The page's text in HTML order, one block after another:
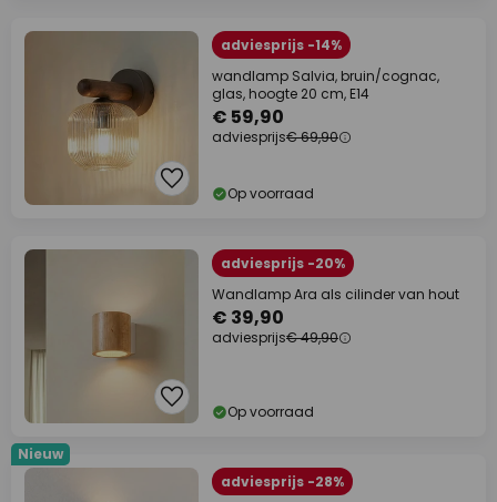
adviesprijs -14%
wandlamp Salvia, bruin/cognac,
glas, hoogte 20 cm, E14
€ 59,90
adviesprijs€ 69,90
Op voorraad
adviesprijs -20%
Wandlamp Ara als cilinder van hout
€ 39,90
adviesprijs€ 49,90
Op voorraad
Nieuw
adviesprijs -28%